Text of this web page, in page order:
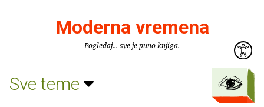
Moderna vremena
Pogledaj... sve je puno knjiga.
Sve teme